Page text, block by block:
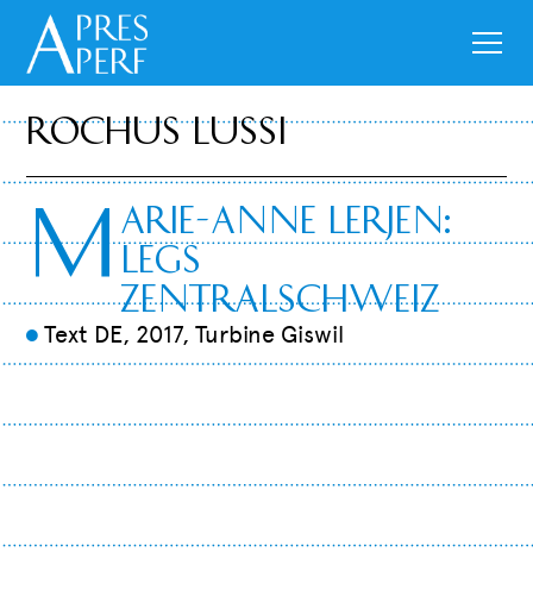
Rochus Lussi
M arie-Anne Lerjen:
Legs
Zentralschweiz
9 Text DE, 2017, Turbine Giswil